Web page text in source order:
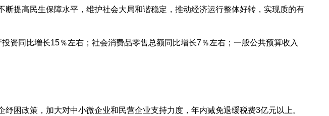
提高民生保障水平，维护社会大局和谐稳定，推动经济运行整体好转，实现质的有
资同比增长15％左右；社会消费品零售总额同比增长7％左右；一般公共预算收入
困政策，加大对中小微企业和民营企业支持力度，年内减免退缓税费3亿元以上。